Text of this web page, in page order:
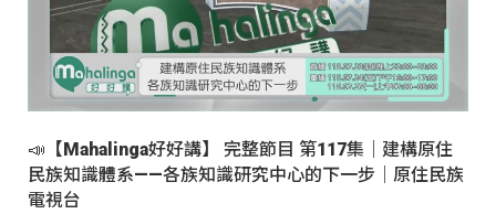
📣【Mahalinga好好講】 完整節目 第117集｜建構原住
民族知識體系——各族知識研究中心的下一步｜原住民族
電視台